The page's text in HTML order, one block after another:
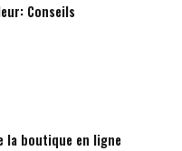
Conseils
la boutique en ligne